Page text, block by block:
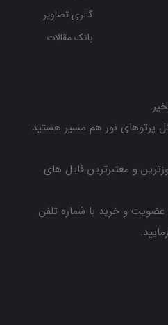
گالری تصاویر
بانک مقالات
پرتوهای نور هم مسیر هستید
و معتبرترین فایل های
و خرید با شماره تلفن